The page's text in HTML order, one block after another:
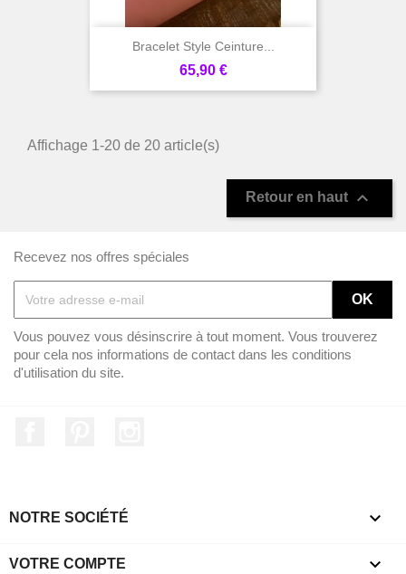
Bracelet Style Ceinture...
Prix
65,90 €
Affichage 1-20 de 20 article(s)
Retour en haut 
Recevez nos offres spéciales
Vous pouvez vous désinscrire à tout moment. Vous trouverez
pour cela nos informations de contact dans les conditions
d'utilisation du site.
NOTRE SOCIÉTÉ 
VOTRE COMPTE 